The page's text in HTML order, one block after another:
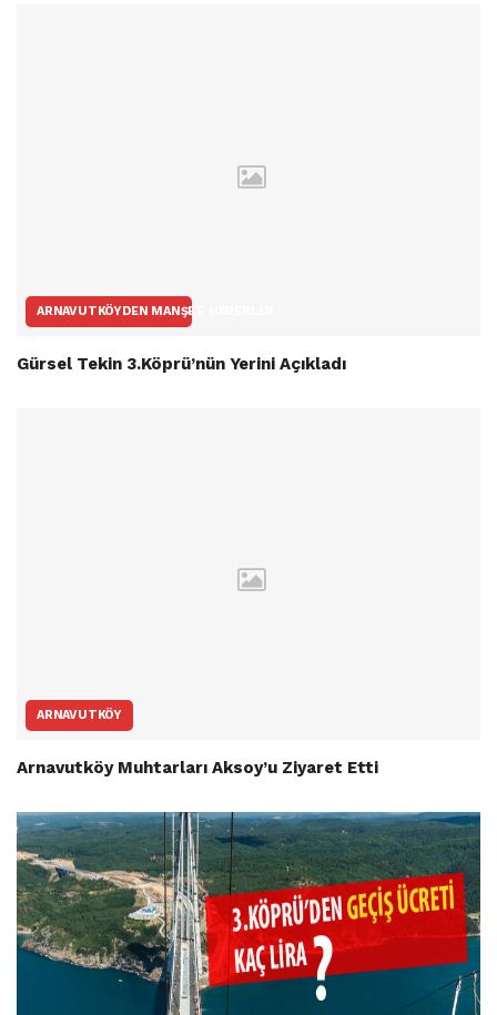
ARNAVUTKÖYDEN MANŞET HABERLER
Gürsel Tekin 3.Köprü’nün Yerini Açıkladı
ARNAVUTKÖY
Arnavutköy Muhtarları Aksoy’u Ziyaret Etti